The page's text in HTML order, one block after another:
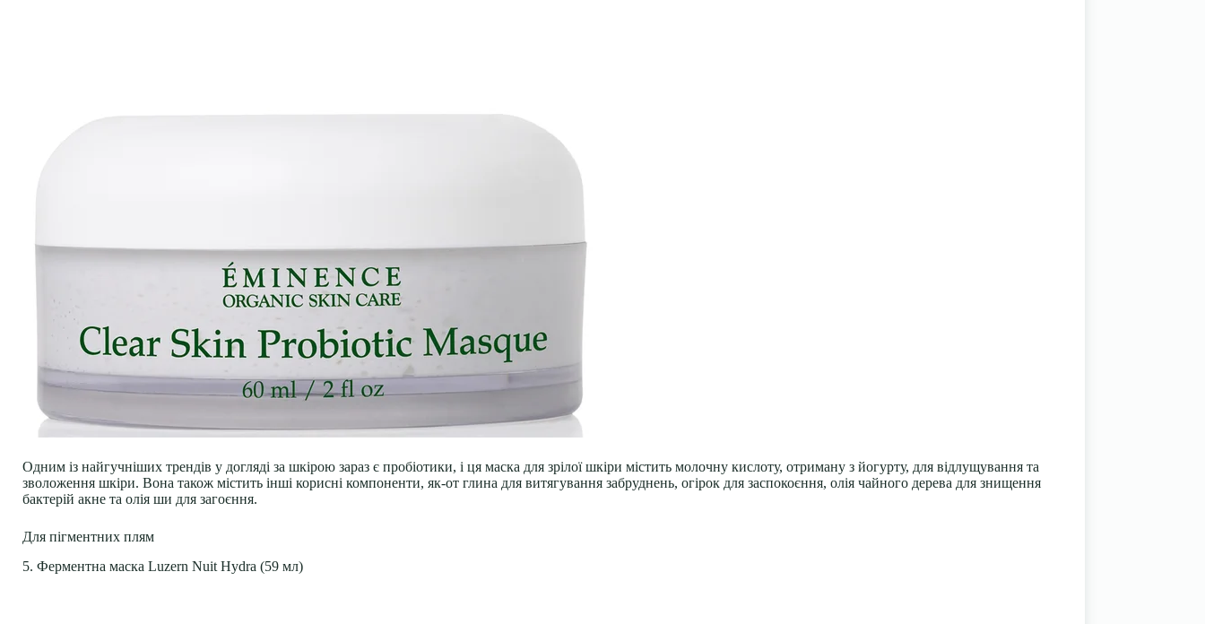
Одним із найгучніших трендів у догляді за шкірою зараз є пробіотики, і ця маска для зрілої шкіри містить молочну кислоту, отриману з йогурту, для відлущування та
зволоження шкіри. Вона також містить інші корисні компоненти, як-от глина для витягування забруднень, огірок для заспокоєння, олія чайного дерева для знищення
бактерій акне та олія ши для загоєння.
Для пігментних плям
5. Ферментна маска Luzern Nuit Hydra (59 мл)